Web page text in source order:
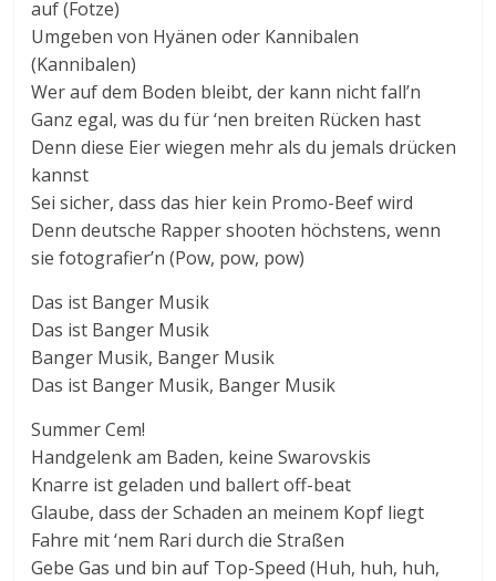
auf (Fotze)
Umgeben von Hyänen oder Kannibalen
(Kannibalen)
Wer auf dem Boden bleibt, der kann nicht fall’n
Ganz egal, was du für ‘nen breiten Rücken hast
Denn diese Eier wiegen mehr als du jemals drücken
kannst
Sei sicher, dass das hier kein Promo-Beef wird
Denn deutsche Rapper shooten höchstens, wenn
sie fotografier’n (Pow, pow, pow)
Das ist Banger Musik
Das ist Banger Musik
Banger Musik, Banger Musik
Das ist Banger Musik, Banger Musik
Summer Cem!
Handgelenk am Baden, keine Swarovskis
Knarre ist geladen und ballert off-beat
Glaube, dass der Schaden an meinem Kopf liegt
Fahre mit ‘nem Rari durch die Straßen
Gebe Gas und bin auf Top-Speed (Huh, huh, huh,